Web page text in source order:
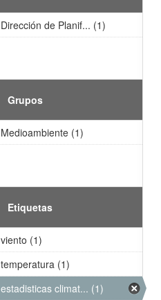
Dirección de Planif... (1)
Grupos
Medioambiente (1)
Etiquetas
viento (1)
temperatura (1)
estadisticas climat... (1)